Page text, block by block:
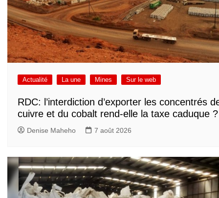
Actualité La une Mines Sur le web
RDC: l’interdiction d’exporter les concentrés
cuivre et du cobalt rend-elle la taxe caduque ?
Denise Maheho 7 août 2026